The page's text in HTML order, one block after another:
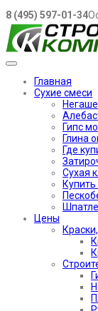
8 (495) 597-01-34
Главная
Сухие смеси
Гипс
Глина
Где
Сухая
Цены